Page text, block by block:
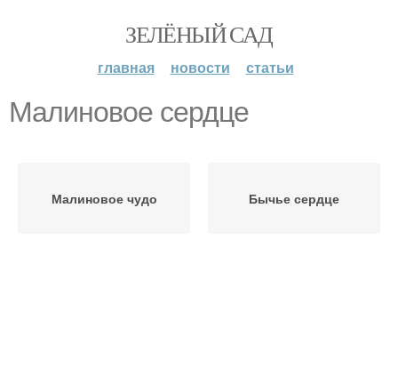
ЗЕЛЁНЫЙ САД
главная новости статьи
Малиновое сердце
Малиновое чудо Бычье сердце